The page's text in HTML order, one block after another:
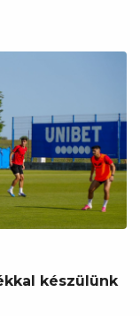
készülünk